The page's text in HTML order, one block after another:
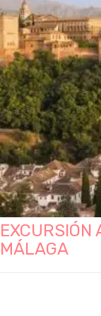
EXCURSIÓN
MÁLAGA